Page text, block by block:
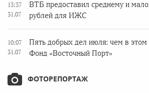
13:37
31.07
ВТБ предоставил среднему и
рублей для ИЖС
10:07
31.07
Пять добрых дел июля: чем в этом
Фонд «Восточный Порт»
ФОТОРЕПОРТАЖ